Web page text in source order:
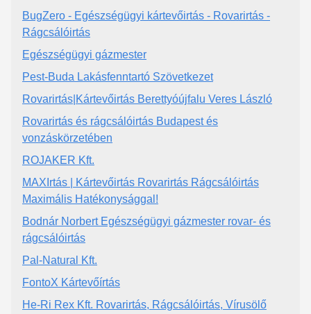
BugZero - Egészségügyi kártevőirtás - Rovarirtás -
Rágcsálóirtás
Egészségügyi gázmester
Pest-Buda Lakásfenntartó Szövetkezet
Rovarirtás|Kártevőirtás Berettyóújfalu Veres László
Rovarirtás és rágcsálóirtás Budapest és
vonzáskörzetében
ROJAKER Kft.
MAXIrtás | Kártevőirtás Rovarirtás Rágcsálóirtás
Maximális Hatékonysággal!
Bodnár Norbert Egészségügyi gázmester rovar- és
rágcsálóirtás
Pal-Natural Kft.
FontoX Kártevőírtás
He-Ri Rex Kft. Rovarirtás, Rágcsálóirtás, Vírusölő